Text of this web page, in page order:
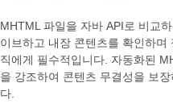
MHTML 파일을 자바 API로 비교
이브하고 내장 콘텐츠를 확인하
직에게 필수적입니다. 자동화된
을 강조하여 콘텐츠 무결성을 보
다.